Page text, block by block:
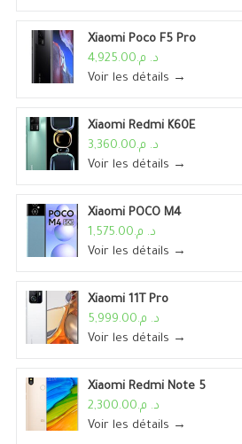
Xiaomi Poco F5 Pro
د. م.4,925.00
Voir les détails →
Xiaomi Redmi K60E
د. م.3,360.00
Voir les détails →
Xiaomi POCO M4
د. م.1,575.00
Voir les détails →
Xiaomi 11T Pro
د. م.5,999.00
Voir les détails →
Xiaomi Redmi Note 5
د. م.2,300.00
Voir les détails →